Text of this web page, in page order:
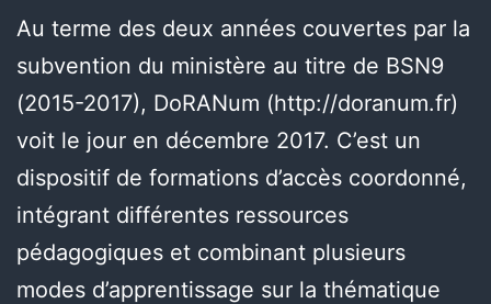
Au terme des deux années couvertes par la
subvention du ministère au titre de BSN9
(2015-2017), DoRANum (http://doranum.fr)
voit le jour en décembre 2017. C’est un
dispositif de formations d’accès coordonné,
intégrant différentes ressources
pédagogiques et combinant plusieurs
modes d’apprentissage sur la thématique